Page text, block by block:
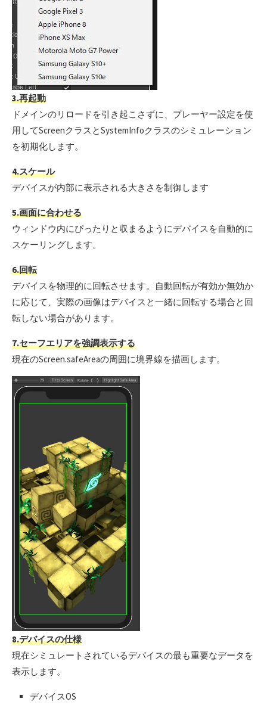
3.再起動
ドメインのリロードを引き起こさずに、プレーヤー設定を使
用してScreenクラスとSystemInfoクラスのシミュレーション
を初期化します。
4.スケール
デバイスが内部に表示される大きさを制御します
5.画面に合わせる
ウィンドウ内にぴったりと収まるようにデバイスを自動的に
スケーリングします。
6.回転
デバイスを物理的に回転させます。自動回転が有効か無効か
に応じて、実際の画像はデバイスと一緒に回転する場合と回
転しない場合があります。
7.セーフエリアを強調表示する
現在のScreen.safeAreaの周囲に境界線を描画します。
8.デバイスの仕様
現在シミュレートされているデバイスの最も重要なデータを
表示します。
デバイスOS